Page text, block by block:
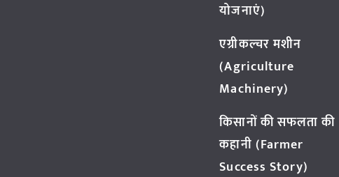
योजनाएं)
एग्रीकल्चर मशीन
(Agriculture
Machinery)
किसानों की सफलता की
कहानी (Farmer
Success Story)